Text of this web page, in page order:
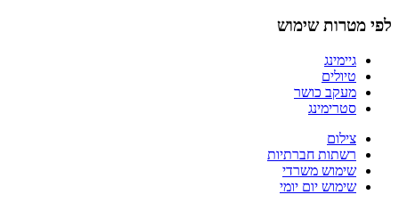
לפי מטרות שימוש
גיימינג
טיולים
מעקב כושר
סטרימינג
צילום
רשתות חברתיות
שימוש משרדי
שימוש יום יומי